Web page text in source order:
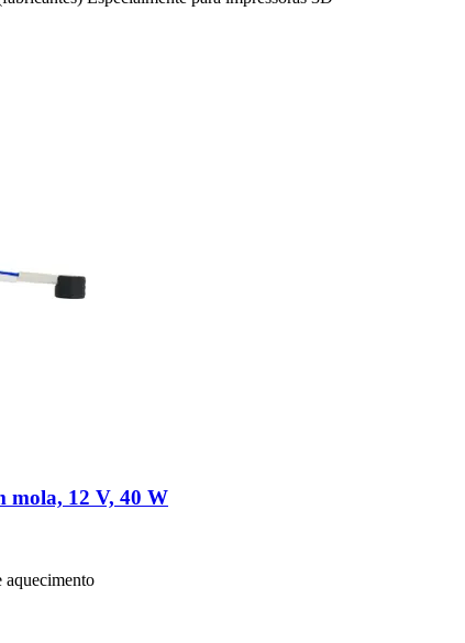
mola, 12 V, 40 W
aquecimento